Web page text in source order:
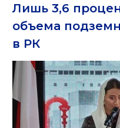
Лишь 3,6
объема
в РК